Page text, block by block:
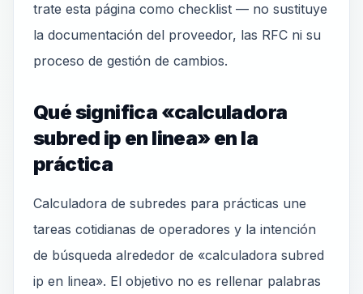
trate esta página como checklist — no sustituye
la documentación del proveedor, las RFC ni su
proceso de gestión de cambios.
Qué significa «calculadora
subred ip en linea» en la
práctica
Calculadora de subredes para prácticas une
tareas cotidianas de operadores y la intención
de búsqueda alrededor de «calculadora subred
ip en linea». El objetivo no es rellenar palabras